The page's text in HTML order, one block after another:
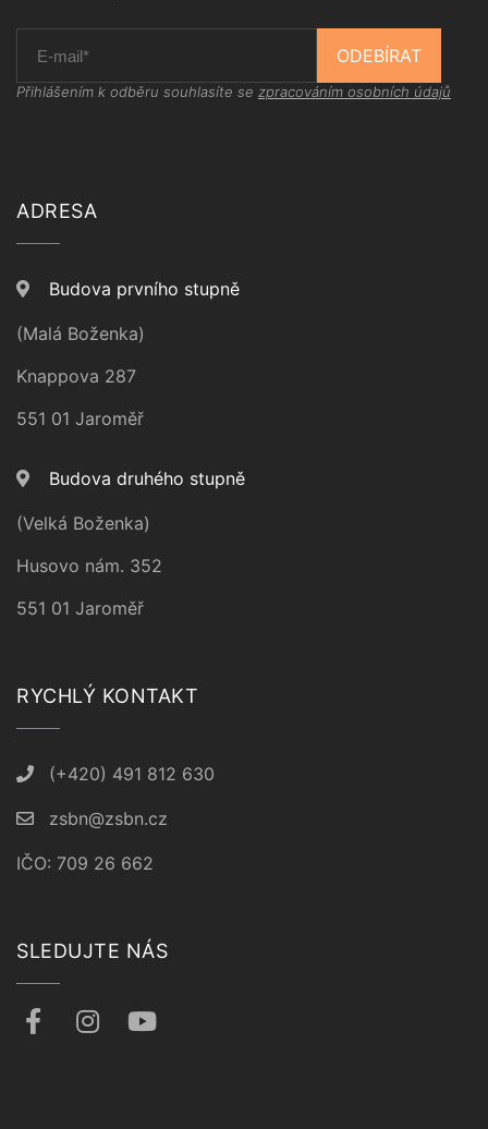
ODEBÍRAT
Přihlášením k odběru souhlasíte se zpracováním osobních údajů
ADRESA
Budova prvního stupně
(Malá Boženka)
Knappova 287
551 01 Jaroměř
Budova druhého stupně
(Velká Boženka)
Husovo nám. 352
551 01 Jaroměř
RYCHLÝ KONTAKT
(+420) 491 812 630
zsbn@zsbn.cz
IČO: 709 26 662
SLEDUJTE NÁS